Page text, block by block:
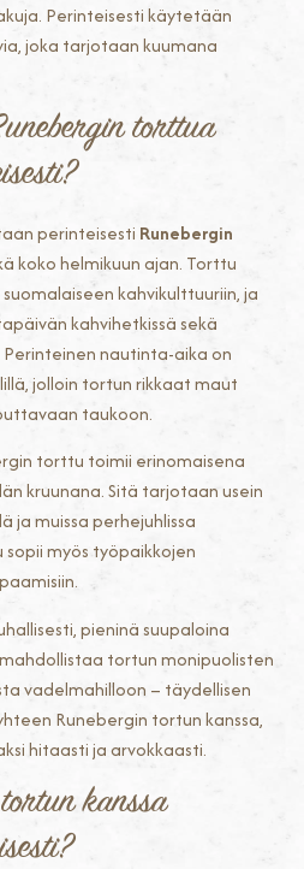
Perinteisesti käytetään
joka tarjotaan kuumana
torttua
perinteisesti Runebergin
koko helmikuun ajan. Torttu
kahvikulttuuriin, ja
kahvihetkissä sekä
nautinta-aika on
jolloin tortun rikkaat maut
taukoon.
torttu toimii erinomaisena
kruunana. Sitä tarjotaan usein
ja muissa perhejuhlissa
myös työpaikkojen
pieninä suupaloina
tortun monipuolisten
vadelmahilloon – täydellisen
Runebergin tortun kanssa,
hitaasti ja arvokkaasti.
kanssa